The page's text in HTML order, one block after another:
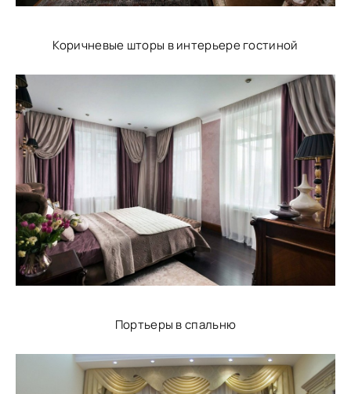
Коричневые шторы в интерьере гостиной
Портьеры в спальню